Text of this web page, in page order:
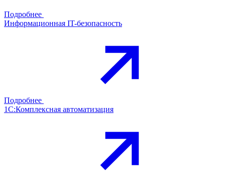
Подробнее
Информационная IT-безопасность
Подробнее
1С:Комплексная автоматизация